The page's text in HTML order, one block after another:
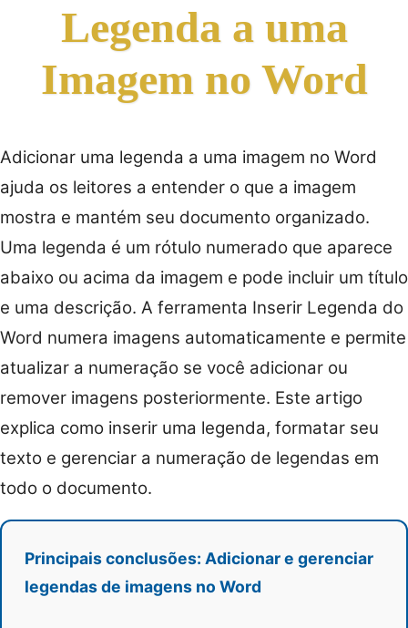
Legenda a uma
Imagem no Word
Adicionar uma legenda a uma imagem no Word
ajuda os leitores a entender o que a imagem
mostra e mantém seu documento organizado.
Uma legenda é um rótulo numerado que aparece
abaixo ou acima da imagem e pode incluir um título
e uma descrição. A ferramenta Inserir Legenda do
Word numera imagens automaticamente e permite
atualizar a numeração se você adicionar ou
remover imagens posteriormente. Este artigo
explica como inserir uma legenda, formatar seu
texto e gerenciar a numeração de legendas em
todo o documento.
Principais conclusões: Adicionar e gerenciar
legendas de imagens no Word